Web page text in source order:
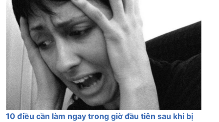
10 điều cần làm ngay trong giờ đầu tiên sau khi bị